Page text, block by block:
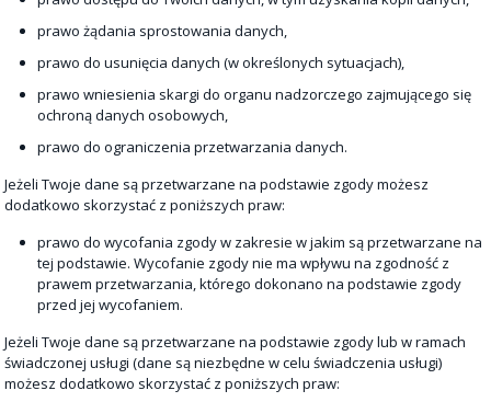
prawo żądania sprostowania danych,
prawo do usunięcia danych (w określonych sytuacjach),
prawo wniesienia skargi do organu nadzorczego zajmującego się
ochroną danych osobowych,
prawo do ograniczenia przetwarzania danych.
Jeżeli Twoje dane są przetwarzane na podstawie zgody możesz
dodatkowo skorzystać z poniższych praw:
prawo do wycofania zgody w zakresie w jakim są przetwarzane na
tej podstawie. Wycofanie zgody nie ma wpływu na zgodność z
prawem przetwarzania, którego dokonano na podstawie zgody
przed jej wycofaniem.
Jeżeli Twoje dane są przetwarzane na podstawie zgody lub w ramach
świadczonej usługi (dane są niezbędne w celu świadczenia usługi)
możesz dodatkowo skorzystać z poniższych praw: